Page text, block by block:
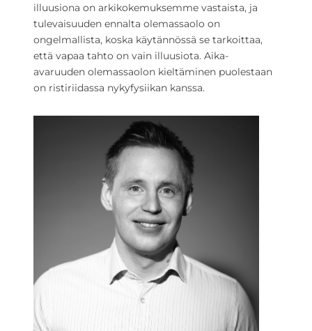
illuusiona on arkikokemuksemme vastaista, ja
tulevaisuuden ennalta olemassaolo on
ongelmallista, koska käytännössä se tarkoittaa,
että vapaa tahto on vain illuusiota. Aika-
avaruuden olemassaolon kieltäminen puolestaan
on ristiriidassa nykyfysiikan kanssa.